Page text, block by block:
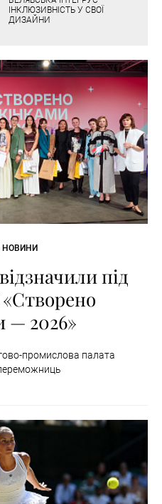
ІНКЛЮЗИВНІСТЬ У СВОЇ
ДИЗАЙНИ
під
«Створено
— 2026»
промислова палата